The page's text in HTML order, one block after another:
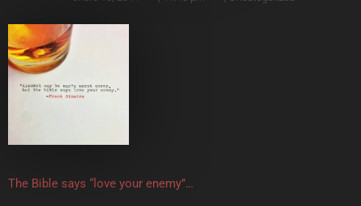
The Bible says “love your enemy”…